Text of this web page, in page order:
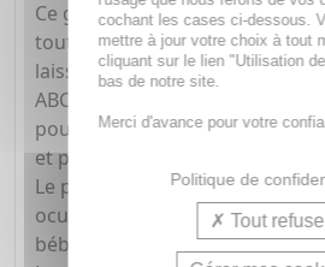
Ce gel nettoyant pour bébé
tout en respectant l'équilibre
laissant la peau et les cheveux
ABCDerm Gel moussant est
pour bébé de haute qualité,
et prendre soin de la peau
Le produit offre une bonne
oculaire, assurant une
bébés et les enfants.
cochant les cases ci-dessous.
mettre à jour votre choix à tout
cliquant sur le lien "Utilisation
bas de notre site.
Merci d'avance pour votre
Politique de
Tout